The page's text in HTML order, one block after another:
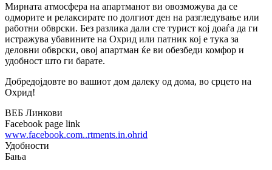
Мирната атмосфера на апартманот ви овозможува да се
одморите и релаксирате по долгиот ден на разгледување или
работни обврски. Без разлика дали сте турист кој доаѓа да ги
истражува убавините на Охрид или патник кој е тука за
деловни обврски, овој апартман ќе ви обезбеди комфор и
удобност што ги барате.
Добредојдовте во вашиот дом далеку од дома, во срцето на
Охрид!
ВЕБ Линкови
Facebook page link
www.facebook.com..rtments.in.ohrid
Удобности
Бања